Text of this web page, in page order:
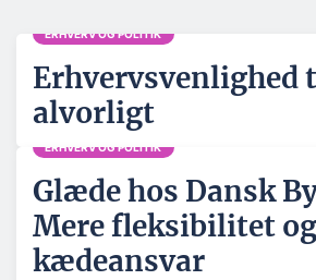
ERHVERV OG POLITIK
Erhvervsvenlighed
alvorligt
ERHVERV OG POLITIK
Glæde hos Dansk
Mere fleksibilitet
kædeansvar